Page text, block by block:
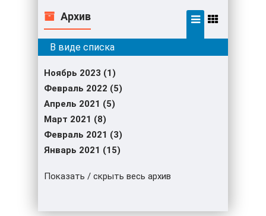
Архив
Ноябрь 2023 (1)
Февраль 2022 (5)
Апрель 2021 (5)
Март 2021 (8)
Февраль 2021 (3)
Январь 2021 (15)
Показать / скрыть весь архив